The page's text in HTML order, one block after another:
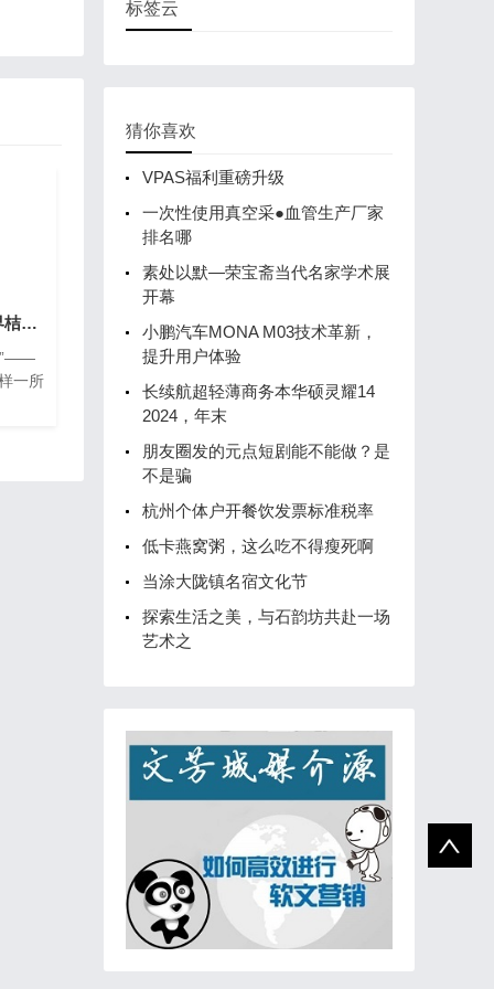
桔花香——真正的世界桔都之乡
”——
一所
标签云
猜你喜欢
VPAS福利重磅升级
一次性使用真空采●血管生产厂家
排名哪
​素处以默—荣宝斋当代名家学术展
开幕
小鹏汽车MONA M03技术革新，
提升用户体验
长续航超轻薄商务本华硕灵耀14
2024，年末
朋友圈发的元点短剧能不能做？是
不是骗
杭州个体户开餐饮发票标准税率
低卡燕窝粥，这么吃不得瘦死啊
当涂大陇镇名宿文化节
探索生活之美，与石韵坊共赴一场
艺术之